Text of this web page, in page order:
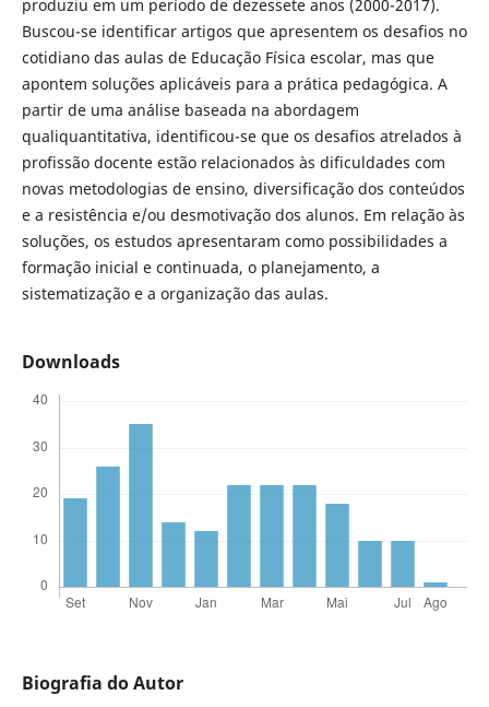
produziu em um período de dezessete anos (2000-2017).
Buscou-se identificar artigos que apresentem os desafios no
cotidiano das aulas de Educação Física escolar, mas que
apontem soluções aplicáveis para a prática pedagógica. A
partir de uma análise baseada na abordagem
qualiquantitativa, identificou-se que os desafios atrelados à
profissão docente estão relacionados às dificuldades com
novas metodologias de ensino, diversificação dos conteúdos
e a resistência e/ou desmotivação dos alunos. Em relação às
soluções, os estudos apresentaram como possibilidades a
formação inicial e continuada, o planejamento, a
sistematização e a organização das aulas.
Downloads
Biografia do Autor